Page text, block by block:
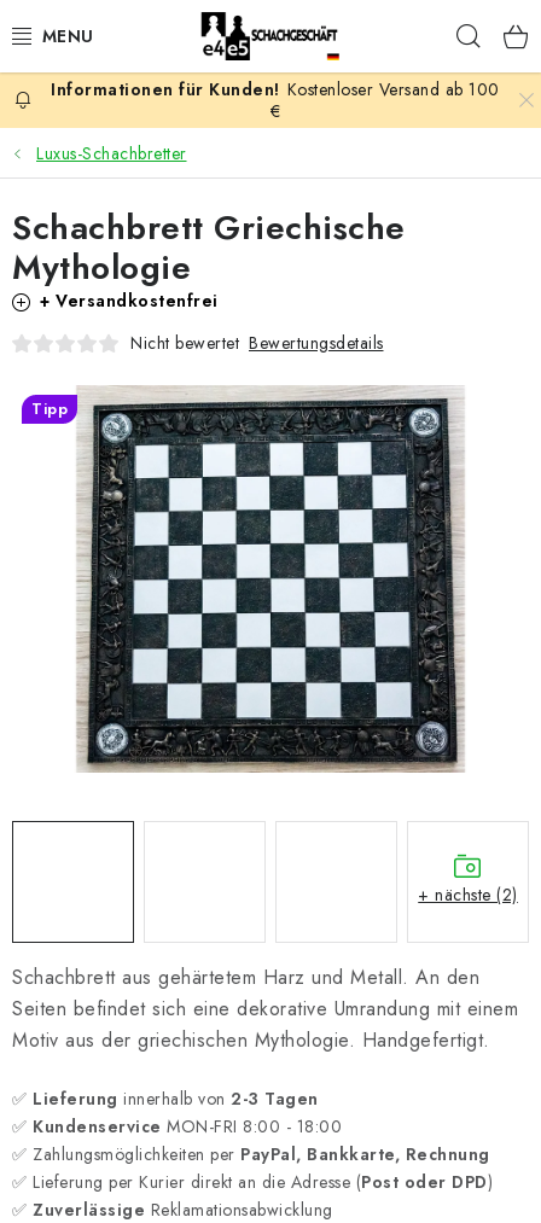
Inhalt
AKTION
SCHACHSPIELE
SCHACHFIGUREN
SCHACHBRETTER
SCHACHUHREN
SCHACHBÜCHER
SCHACH-ANTIQUITÄTENLADEN
SCHACH ONLINE
SCHACH-MERCH
SCHACH GESCHENKE
GESCHÄFTSBEDINGUNGEN
Kostenloser Versand ab 100
€
Luxus-Schachbretter
Schachbrett aus gehärtetem Harz und Metall. An den
Seiten befindet sich eine dekorative Umrandung mit einem
Motiv aus der griechischen Mythologie. Handgefertigt.
✅ Lieferung innerhalb von 2-3 Tagen
✅ Kundenservice MON-FRI 8:00 - 18:00
✅ Zahlungsmöglichkeiten per PayPal, Bankkarte, Rechnung
✅ Lieferung per Kurier direkt an die Adresse (Post oder DPD)
✅ Zuverlässige Reklamationsabwicklung
Schachbrett Griechische
Mythologie
+ Versandkostenfrei
Nicht bewertet Bewertungsdetails
Tipp
+ nächste (2)